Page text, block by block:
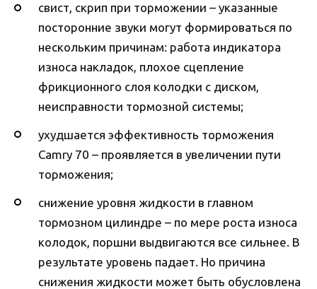
свист, скрип при торможении – указанные
посторонние звуки могут формироваться по
нескольким причинам: работа индикатора
износа накладок, плохое сцепление
фрикционного слоя колодки с диском,
неисправности тормозной системы;
ухудшается эффективность торможения
Camry 70 – проявляется в увеличении пути
торможения;
снижение уровня жидкости в главном
тормозном цилиндре – по мере роста износа
колодок, поршни выдвигаются все сильнее. В
результате уровень падает. Но причина
снижения жидкости может быть обусловлена